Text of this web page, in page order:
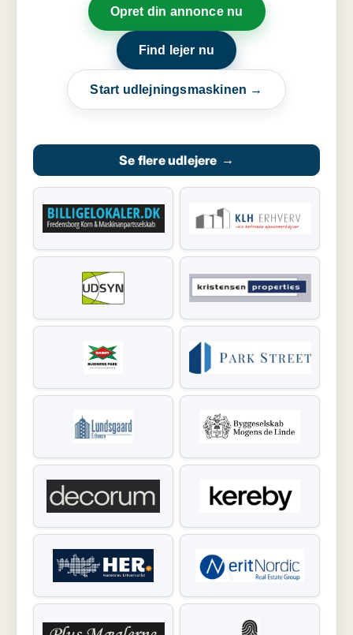
Opret din annonce nu
Find lejer nu
Start udlejningsmaskinen →
Se flere udlejere →